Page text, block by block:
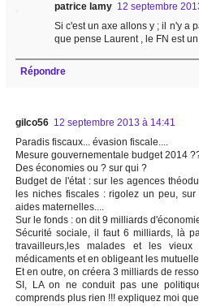
patrice lamy 12 septembre
Si c'est un axe allons y ; il n'y a
que pense Laurent , le FN est
Répondre
gilco56 12 septembre 2013 à 14:41
Paradis fiscaux... évasion fiscale....
Mesure gouvernementale budget 2014
Des économies ou ? sur qui ?
Budget de l'état : sur les agences
les niches fiscales : rigolez un peu,
aides maternelles....
Sur le fonds : on dit 9 milliards
Sécurité sociale, il faut 6 milliards, là
travailleurs,les malades et les
médicaments et en obligeant les
Et en outre, on créera 3 milliards de
SI, LA on ne conduit pas une
comprends plus rien !!! expliquez moi